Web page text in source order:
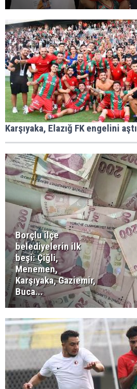
Karşıyaka, Elazığ FK engelini aştı
Borçlu ilçe
belediyelerin ilk
beşi: Çiğli,
Menemen,
Karşıyaka, Gaziemir,
Buca...